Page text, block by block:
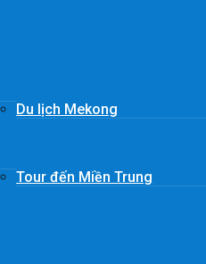
Du lịch Mekong
Tour đến Miền Trung